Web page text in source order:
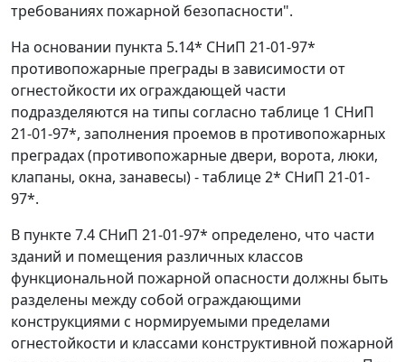
требованиях пожарной безопасности".
На основании пункта 5.14* СНиП 21-01-97*
противопожарные преграды в зависимости от
огнестойкости их ограждающей части
подразделяются на типы согласно таблице 1 СНиП
21-01-97*, заполнения проемов в противопожарных
преградах (противопожарные двери, ворота, люки,
клапаны, окна, занавесы) - таблице 2* СНиП 21-01-
97*.
В пункте 7.4 СНиП 21-01-97* определено, что части
зданий и помещения различных классов
функциональной пожарной опасности должны быть
разделены между собой ограждающими
конструкциями с нормируемыми пределами
огнестойкости и классами конструктивной пожарной